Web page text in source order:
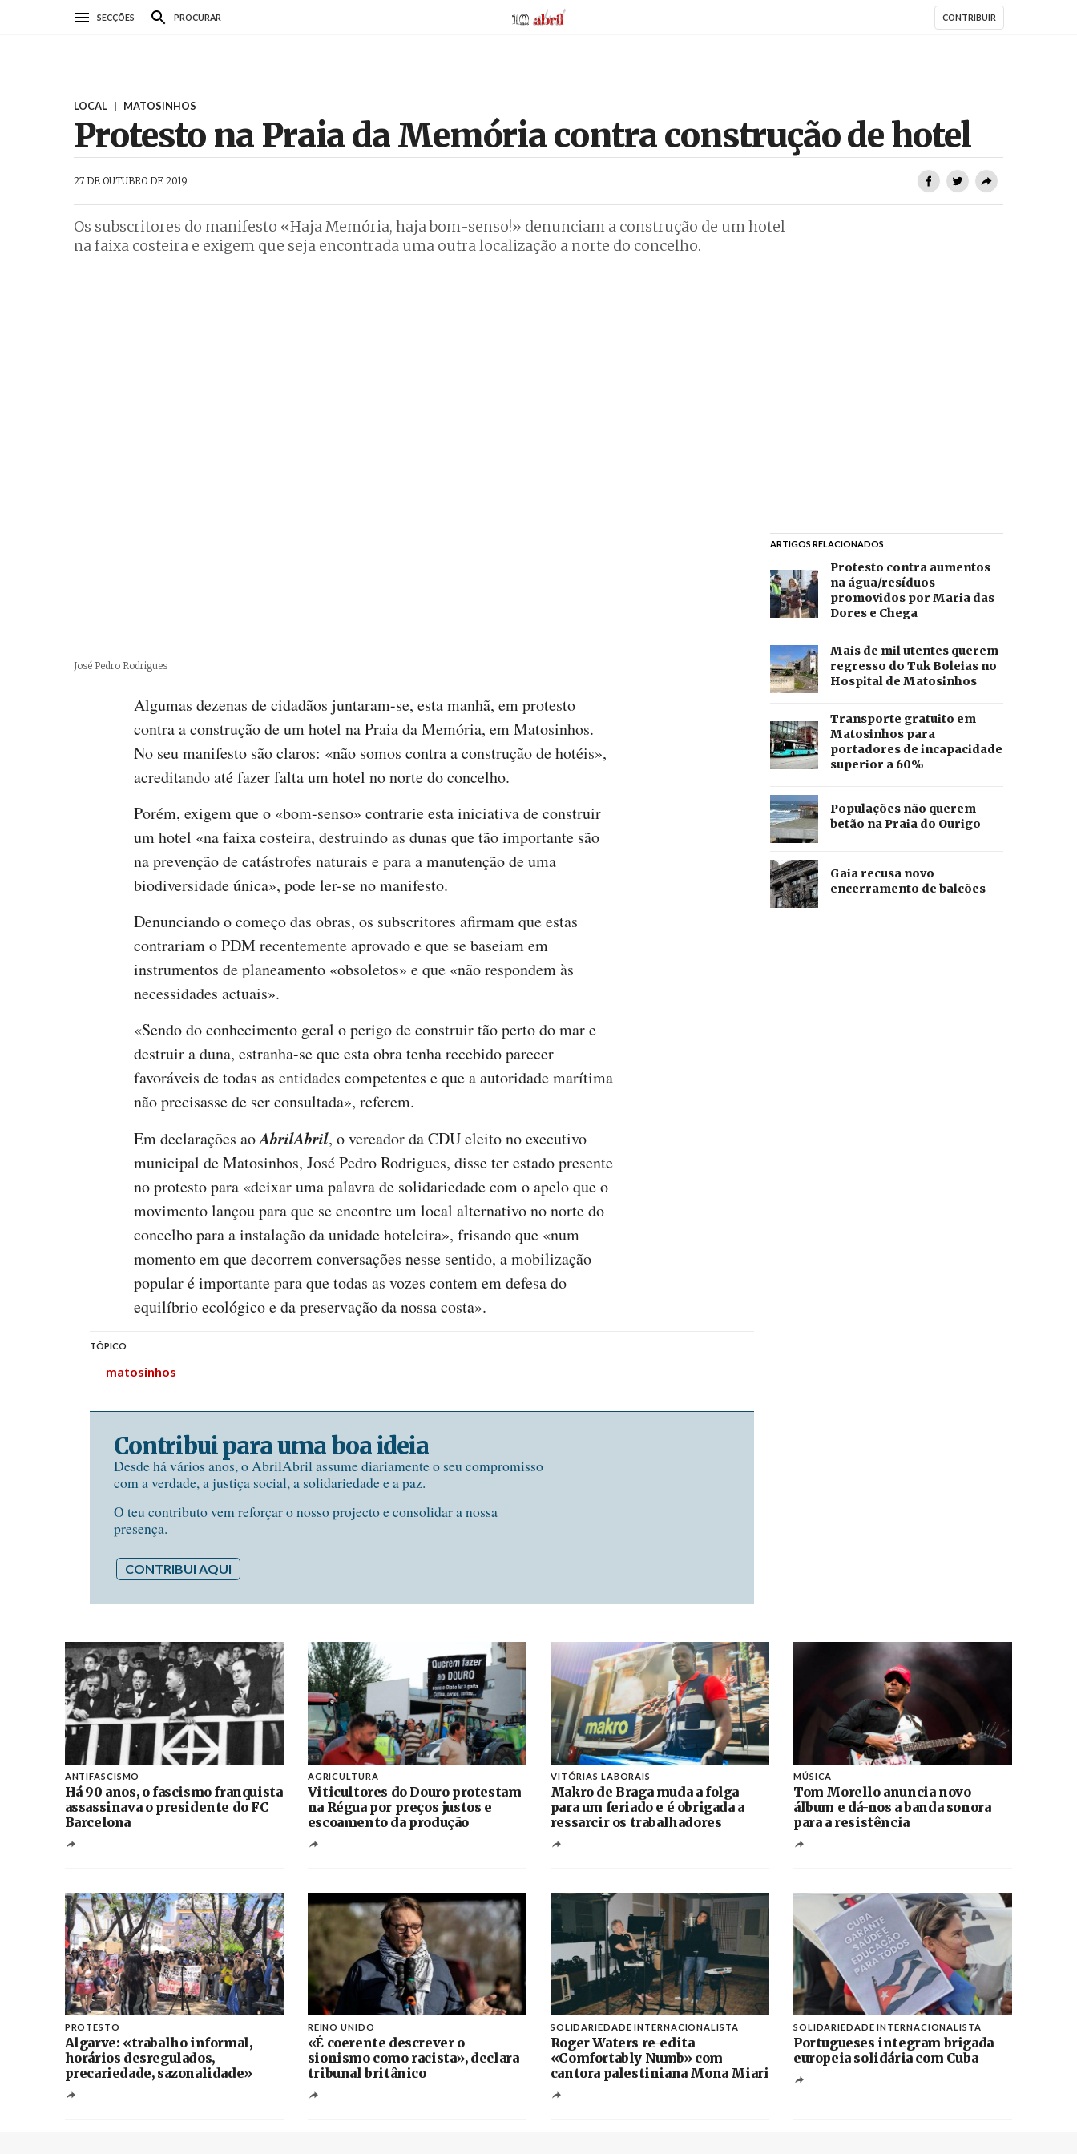
SECÇÕES PROCURAR AbrilAbril CONTRIBUIR
LOCAL | MATOSINHOS
Protesto na Praia da Memória contra construção de hotel
27 DE OUTUBRO DE 2019
Os subscritores do manifesto «Haja Memória, haja bom-senso!» denunciam a construção de um hotel
na faixa costeira e exigem que seja encontrada uma outra localização a norte do concelho.
Créditos
José Pedro Rodrigues
Algumas dezenas de cidadãos juntaram-se, esta manhã, em protesto
contra a construção de um hotel na Praia da Memória, em Matosinhos.
No seu manifesto são claros: «não somos contra a construção de hotéis»,
acreditando até fazer falta um hotel no norte do concelho.
Porém, exigem que o «bom-senso» contrarie esta iniciativa de construir
um hotel «na faixa costeira, destruindo as dunas que tão importante são
na prevenção de catástrofes naturais e para a manutenção de uma
biodiversidade única», pode ler-se no manifesto.
Denunciando o começo das obras, os subscritores afirmam que estas
contrariam o PDM recentemente aprovado e que se baseiam em
instrumentos de planeamento «obsoletos» e que «não respondem às
necessidades actuais».
«Sendo do conhecimento geral o perigo de construir tão perto do mar e
destruir a duna, estranha-se que esta obra tenha recebido parecer
favoráveis de todas as entidades competentes e que a autoridade marítima
não precisasse de ser consultada», referem.
Em declarações aoAbrilAbril, o vereador da CDU eleito no executivo
municipal de Matosinhos, José Pedro Rodrigues, disse ter estado presente
no protesto para «deixar uma palavra de solidariedade com o apelo que o
movimento lançou para que se encontre um local alternativo no norte do
concelho para a instalação da unidade hoteleira», frisando que «num
momento em que decorrem conversações nesse sentido, a mobilização
popular é importante para que todas as vozes contem em defesa do
equilíbrio ecológico e da preservação da nossa costa».
TÓPICO
matosinhos
Contribui para uma boa ideia
Desde há vários anos, o AbrilAbril assume diariamente o seu compromisso
com a verdade, a justiça social, a solidariedade e a paz.
O teu contributo vem reforçar o nosso projecto e consolidar a nossa
presença.
CONTRIBUI AQUI
ARTIGOS RELACIONADOS
Protesto contra aumentos
na água/resíduos
promovidos por Maria das
Dores e Chega
Mais de mil utentes querem
regresso do Tuk Boleias no
Hospital de Matosinhos
Transporte gratuito em
Matosinhos para
portadores de incapacidade
superior a 60%
Populações não querem
betão na Praia do Ourigo
Gaia recusa novo
encerramento de balcões
ANTIFASCISMO
Há 90 anos, o fascismo franquista
assassinava o presidente do FC
Barcelona
AGRICULTURA
Viticultores do Douro protestam
na Régua por preços justos e
escoamento da produção
VITÓRIAS LABORAIS
Makro de Braga muda a folga
para um feriado e é obrigada a
ressarcir os trabalhadores
MÚSICA
Tom Morello anuncia novo
álbum e dá-nos a banda sonora
para a resistência
PROTESTO
Algarve: «trabalho informal,
horários desregulados,
precariedade, sazonalidade»
REINO UNIDO
«É coerente descrever o
sionismo como racista», declara
tribunal britânico
SOLIDARIEDADE INTERNACIONALISTA
Roger Waters re-edita
«Comfortably Numb» com
cantora palestiniana Mona Miari
SOLIDARIEDADE INTERNACIONALISTA
Portugueses integram brigada
europeia solidária com Cuba